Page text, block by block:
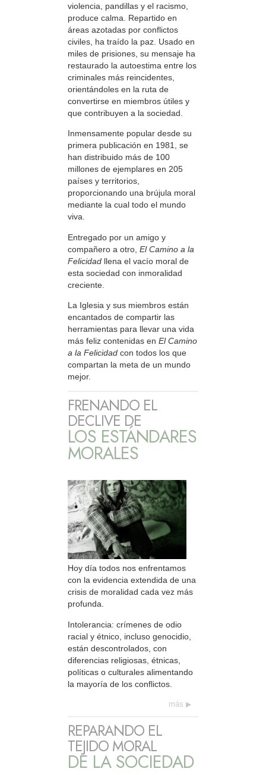
violencia, pandillas y el racismo,
produce calma. Repartido en
áreas azotadas por conflictos
civiles, ha traído la paz. Usado en
miles de prisiones, su mensaje ha
restaurado la autoestima entre los
criminales más reincidentes,
orientándoles en la ruta de
convertirse en miembros útiles y
que contribuyen a la sociedad.
Inmensamente popular desde su
primera publicación en 1981, se
han distribuido más de 100
millones de ejemplares en 205
países y territorios,
proporcionando una brújula moral
mediante la cual todo el mundo
viva.
Entregado por un amigo y
compañero a otro, El Camino a la
Felicidad llena el vacío moral de
esta sociedad con inmoralidad
creciente.
La Iglesia y sus miembros están
encantados de compartir las
herramientas para llevar una vida
más feliz contenidas en El Camino
a la Felicidad con todos los que
compartan la meta de un mundo
mejor.
FRENANDO EL
DECLIVE DE
LOS ESTÁNDARES
MORALES
Hoy día todos nos enfrentamos
con la evidencia extendida de una
crisis de moralidad cada vez más
profunda.
Intolerancia: crímenes de odio
racial y étnico, incluso genocidio,
están descontrolados, con
diferencias religiosas, étnicas,
políticas o culturales alimentando
la mayoría de los conflictos.
más
REPARANDO EL
TEJIDO MORAL
DE LA SOCIEDAD